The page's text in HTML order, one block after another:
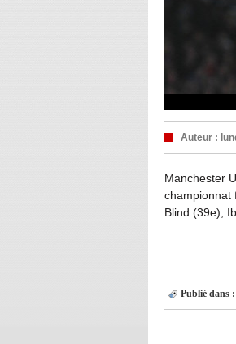
Auteur :
Manchester
championnat
Blind (39e),
Publié dans :